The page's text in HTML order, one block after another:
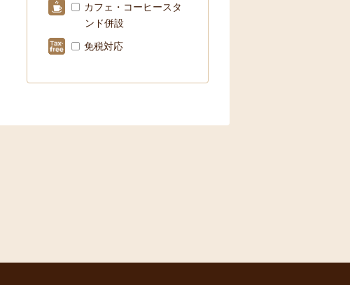
カフェ・コーヒースタ
ンド併設
免税対応